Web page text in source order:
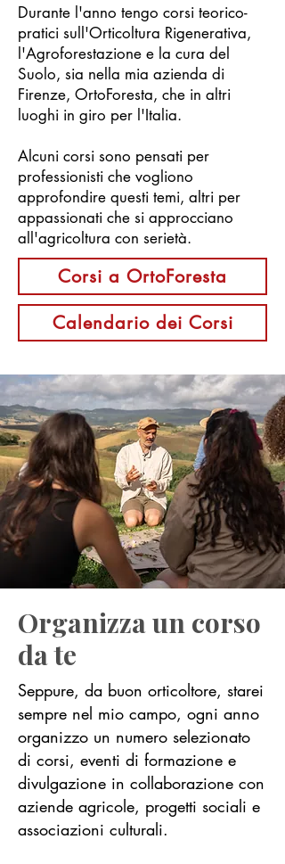
Durante l'anno tengo corsi teorico-
pratici sull'Orticoltura Rigenerativa,
l'Agroforestazione e la cura del
Suolo, sia nella mia azienda di
Firenze, OrtoForesta, che in altri
luoghi in giro per l'Italia.
Alcuni corsi sono pensati per
professionisti che vogliono
approfondire questi temi, altri per
appassionati che si approcciano
all'agricoltura con serietà.
Corsi a OrtoForesta
Calendario dei Corsi
Organizza un corso
da te
Seppure, da buon orticoltore, starei
sempre nel mio campo, ogni anno
organizzo un numero selezionato
di corsi, eventi di formazione e
divulgazione in collaborazione con
aziende agricole, progetti sociali e
associazioni culturali.